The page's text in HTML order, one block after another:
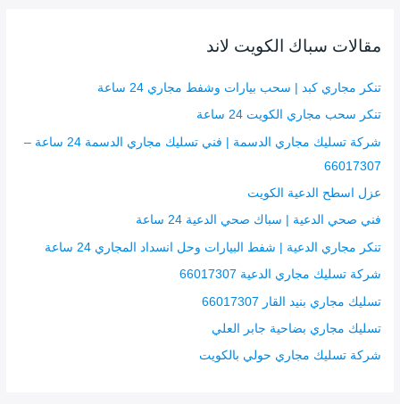
ع
ن
مقالات سباك الكويت لاند
تنكر مجاري كبد | سحب بيارات وشفط مجاري 24 ساعة
تنكر سحب مجاري الكويت 24 ساعة
شركة تسليك مجاري الدسمة | فني تسليك مجاري الدسمة 24 ساعة –
66017307
عزل اسطح الدعية الكويت
فني صحي الدعية | سباك صحي الدعية 24 ساعة
تنكر مجاري الدعية | شفط البيارات وحل انسداد المجاري 24 ساعة
شركة تسليك مجاري الدعية 66017307
تسليك مجاري بنيد القار 66017307
تسليك مجاري بضاحية جابر العلي
شركة تسليك مجاري حولي بالكويت